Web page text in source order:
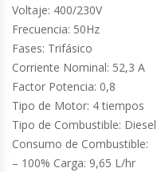
Encimeras Eléctricas
Congeladoras Tapa De Vidrio
Congeladoras Tapa Dura
Congeladores Verticales
Voltaje: 400/230V
Frecuencia: 50Hz
Fases: Trifásico
Corriente Nominal: 52,3 A
Factor Potencia: 0,8
Tipo de Motor: 4 tiempos
Tipo de Combustible: Diesel
Consumo de Combustible:
– 100% Carga: 9,65 L/hr